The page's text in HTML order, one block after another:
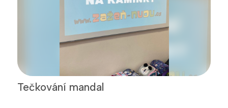
Tečkování mandal